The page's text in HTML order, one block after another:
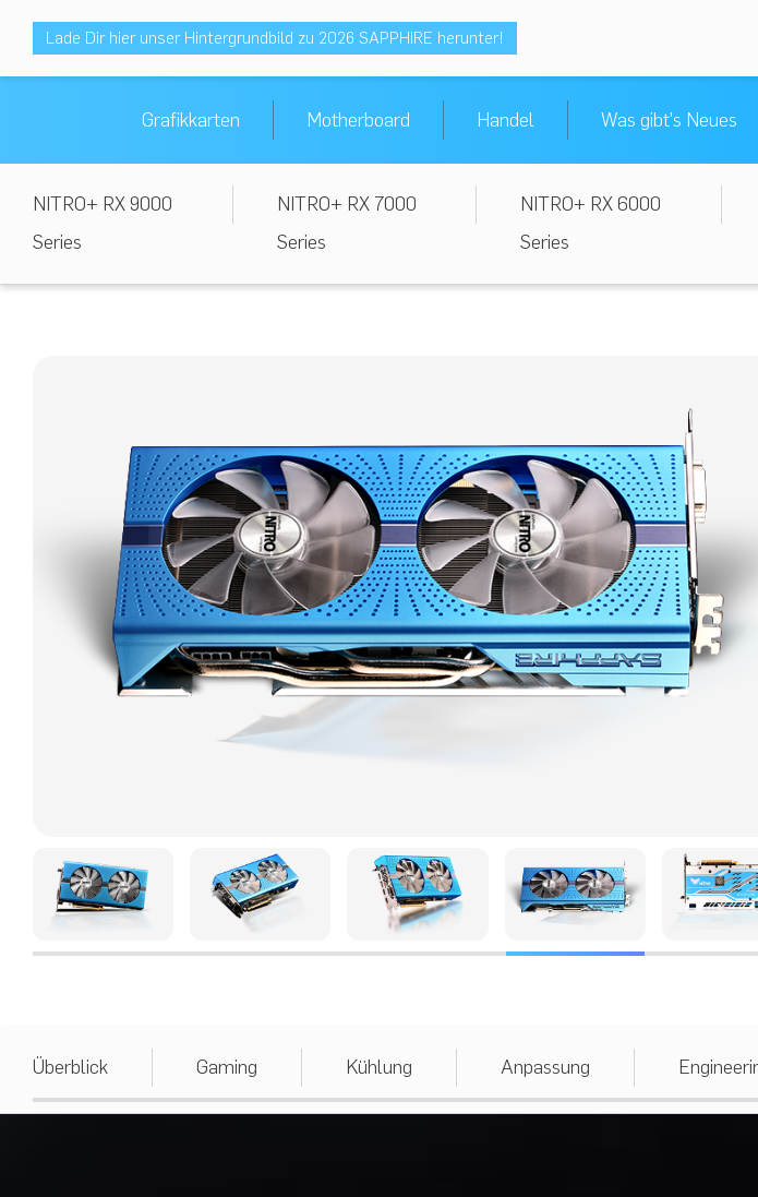
Lade Dir hier unser Hintergrundbild zu 2026 SAPPHIRE herunter!
Grafikkarten Motherboard Handel Was gibt's Neues
NITRO+ RX 9000
Series
NITRO+ RX 7000
Series
NITRO+ RX 6000
Series
Überblick Gaming Kühlung Anpassung